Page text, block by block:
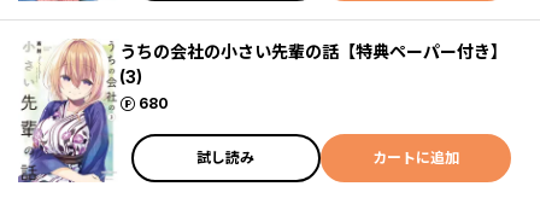
うちの会社の小さい先輩の話【特典ペーパー付き】
(3)
680
ポイント
試し読み カートに追加